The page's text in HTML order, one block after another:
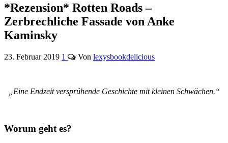
*Rezension* Rotten Roads –
Zerbrechliche Fassade von Anke
Kaminsky
23. Februar 2019 1 Von lexysbookdelicious
„Eine Endzeit versprühende Geschichte mit kleinen Schwächen.“
Worum geht es?